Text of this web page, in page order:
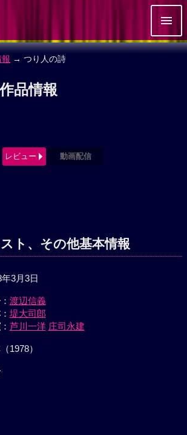
→ つり人の詩
品情報
レビュー 動画配信
ト、その他基本情報
年3月3日
： 渡辺信義
： 堤大司郎
： 芦川一洋 庄司永建
1978）